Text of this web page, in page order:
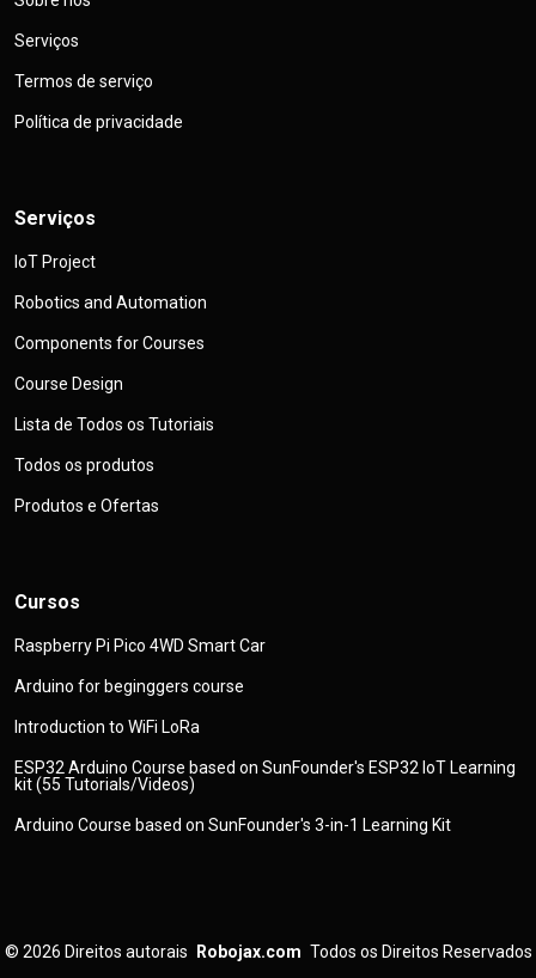
Serviços
Termos de serviço
Política de privacidade
Serviços
IoT Project
Robotics and Automation
Components for Courses
Course Design
Lista de Todos os Tutoriais
Todos os produtos
Produtos e Ofertas
Cursos
Raspberry Pi Pico 4WD Smart Car
Arduino for beginggers course
Introduction to WiFi LoRa
ESP32 Arduino Course based on SunFounder's ESP32 IoT Learning
kit (55 Tutorials/Videos)
Arduino Course based on SunFounder's 3-in-1 Learning Kit
© 2026 Direitos autorais Robojax.com Todos os Direitos Reservados